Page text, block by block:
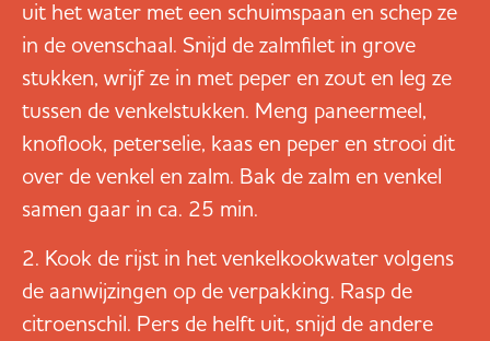
uit het water met een schuimspaan en schep ze
in de ovenschaal. Snijd de zalmfilet in grove
stukken, wrijf ze in met peper en zout en leg ze
tussen de venkelstukken. Meng paneermeel,
knoflook, peterselie, kaas en peper en strooi dit
over de venkel en zalm. Bak de zalm en venkel
samen gaar in ca. 25 min.
Kook de rijst in het venkelkookwater volgens
de aanwijzingen op de verpakking. Rasp de
citroenschil. Pers de helft uit, snijd de andere